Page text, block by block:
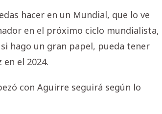
hacer en un Mundial, que lo ve
en el próximo ciclo mundialista,
hago un gran papel, pueda tener
el 2024.
con Aguirre seguirá según lo